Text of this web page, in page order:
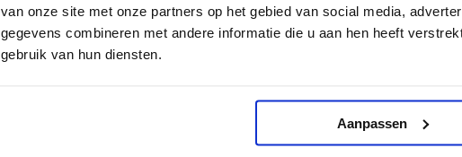
van onze site met onze partners op het gebied van social media,
gegevens combineren met andere informatie die u aan hen heeft
gebruik van hun diensten.
Aanpassen
Caravan stickers van je eigen merk
ook
het